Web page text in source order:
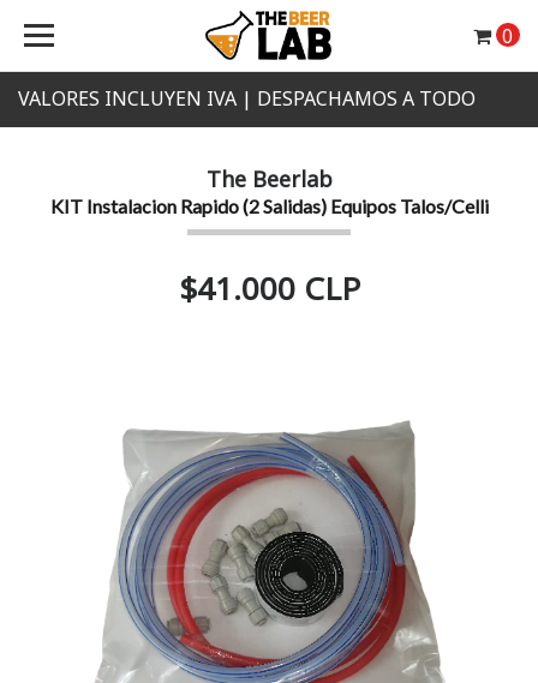
VALORES INCLUYEN IVA | DESPACHAMOS A TODO
0
The Beerlab
KIT Instalacion Rapido (2 Salidas) Equipos Talos/Celli
$41.000 CLP